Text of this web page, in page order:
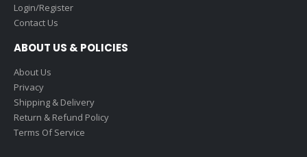
Login/Register
Contact Us
ABOUT US & POLICIES
About Us
Privacy
Shipping & Delivery
Return & Refund Policy
Terms Of Service